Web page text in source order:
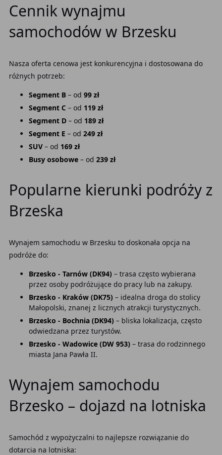
Cennik wynajmu
samochodów w Brzesku
Nasza oferta cenowa jest konkurencyjna i dostosowana do
różnych potrzeb:
Segment B– od 99 zł
Segment C – od 119 zł
Segment D– od 189 zł
Segment E – od 249 zł
SUV– od 169 zł
Busy osobowe– od 239 zł
Popularne kierunki podróży z
Brzeska
Wynajem samochodu w Brzesku to doskonała opcja na
podróże do:
Brzesko - Tarnów (DK94)– trasa często wybierana
przez osoby podróżujące do pracy lub na zakupy.
Brzesko - Kraków (DK75)– idealna droga do stolicy
Małopolski, znanej z licznych atrakcji turystycznych.
Brzesko - Bochnia (DK94)– bliska lokalizacja, często
odwiedzana przez turystów.
Brzesko - Wadowice (DW 953)– trasa do rodzinnego
miasta Jana Pawła II.
Wynajem samochodu
Brzesko – dojazd na lotniska
Samochód z wypożyczalni to najlepsze rozwiązanie do
dotarcia na lotniska: